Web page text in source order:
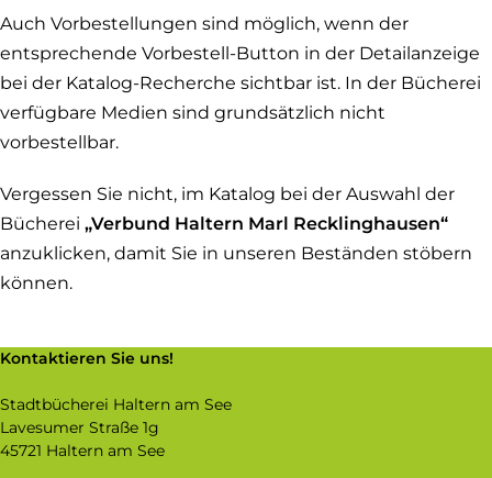
Auch Vorbestellungen sind möglich, wenn der
entsprechende Vorbestell-Button in der Detailanzeige
bei der Katalog-Recherche sichtbar ist. In der Bücherei
verfügbare Medien sind grundsätzlich nicht
vorbestellbar.
Vergessen Sie nicht, im Katalog bei der Auswahl der
Bücherei „Verbund Haltern Marl Recklinghausen“
anzuklicken, damit Sie in unseren Beständen stöbern
können.
Kontaktieren Sie uns!
Stadtbücherei Haltern am See
Lavesumer Straße 1g
45721 Haltern am See